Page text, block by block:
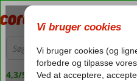
4,3/5 på Trustpilot